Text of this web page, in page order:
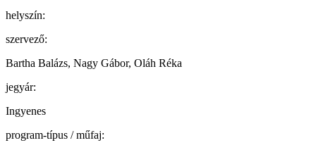
helyszín:
szervező:
Bartha Balázs, Nagy Gábor, Oláh Réka
jegyár:
Ingyenes
program-típus / műfaj: